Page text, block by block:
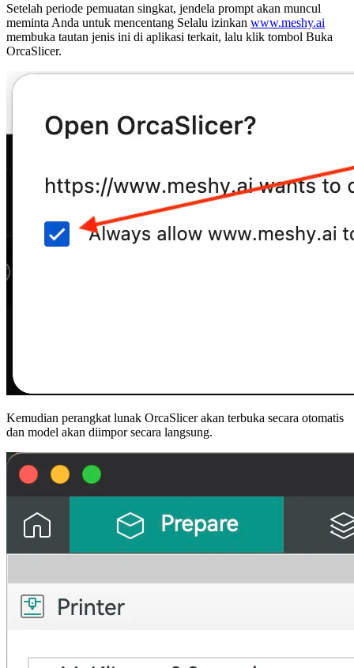
Setelah periode pemuatan singkat, jendela prompt akan muncul
meminta Anda untuk mencentang Selalu izinkan www.meshy.ai
membuka tautan jenis ini di aplikasi terkait, lalu klik tombol Buka
OrcaSlicer.
Kemudian perangkat lunak OrcaSlicer akan terbuka secara otomatis
dan model akan diimpor secara langsung.